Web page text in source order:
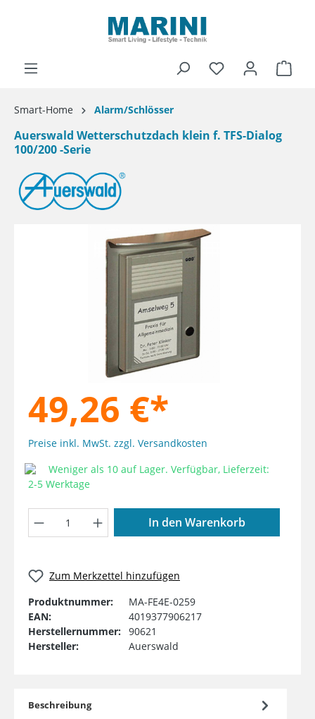
Smart-Home Alarm/Schlösser
Auerswald Wetterschutzdach klein f. TFS-Dialog
100/200 -Serie
49,26 €*
Preise inkl. MwSt. zzgl. Versandkosten
Weniger als 10 auf Lager. Verfügbar, Lieferzeit:
2-5 Werktage
Produkt Anzahl: Gib den
In den Warenkorb
Zum Merkzettel hinzufügen
Produktnummer:
MA-FE4E-0259
EAN:
4019377906217
Herstellernummer: 90621
Hersteller:
Auerswald
Beschreibung